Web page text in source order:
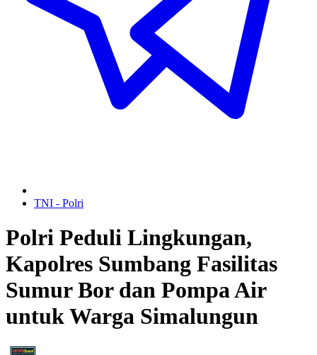
TNI - Polri
Polri Peduli Lingkungan,
Kapolres Sumbang Fasilitas
Sumur Bor dan Pompa Air
untuk Warga Simalungun